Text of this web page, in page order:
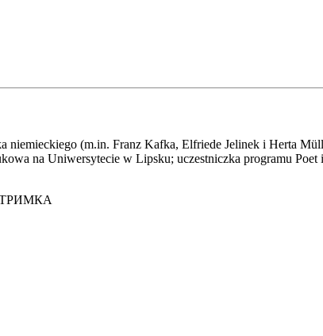
(m.in. Franz Kafka, Elfriede Jelinek i Herta
na Uniwersytecie w Lipsku; uczestniczka programu